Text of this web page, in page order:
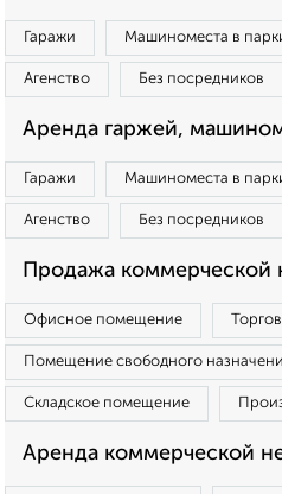
Гаражи Машиноместа в
Агенство Без посредников
Аренда гаржей,
Гаражи Машиноместа в
Агенство Без посредников
Продажа коммерческой
Офисное помещение
Помещение свободного
Складское помещение
Аренда коммерческой